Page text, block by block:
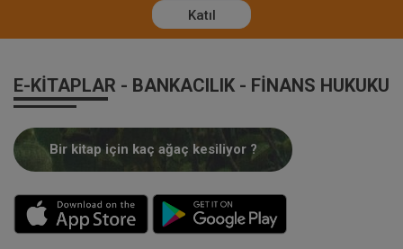
Katıl
E-KITAPLAR - BANKACILIK - FINANS HUKUKU
Bir kitap için kaç ağaç kesiliyor ?